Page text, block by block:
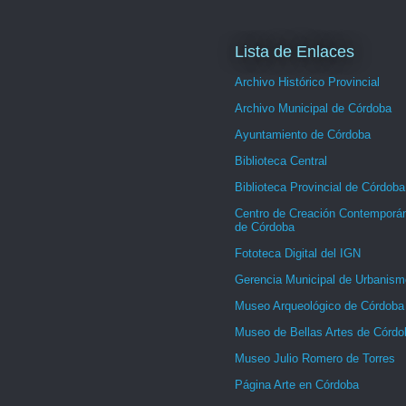
Lista de Enlaces
Archivo Histórico Provincial
Archivo Municipal de Córdoba
Ayuntamiento de Córdoba
Biblioteca Central
Biblioteca Provincial de Córdoba
Centro de Creación
de Córdoba
Fototeca Digital del IGN
Gerencia Municipal de
Museo Arqueológico de Córdoba
Museo de Bellas Artes de
Museo Julio Romero de Torres
Página Arte en Córdoba